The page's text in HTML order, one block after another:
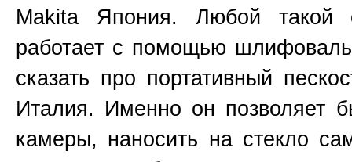
Makita Япония. Любой такой
работает с помощью
сказать про портативный
Италия. Именно он позволяет
камеры, наносить на стекло